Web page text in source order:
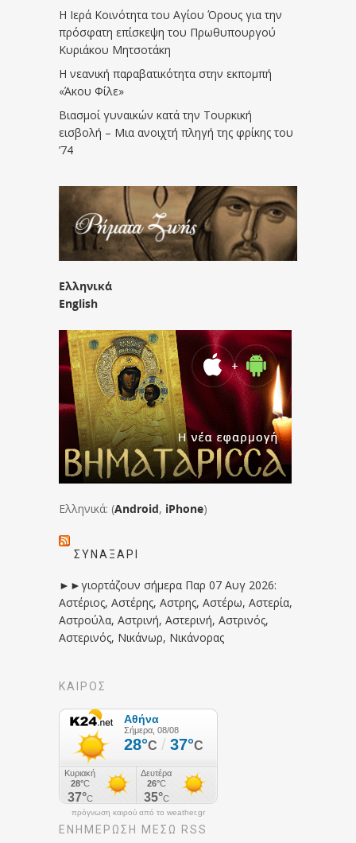
Η Ιερά Κοινότητα του Αγίου Όρους για την
πρόσφατη επίσκεψη του Πρωθυπουργού
Κυριάκου Μητσοτάκη
Η νεανική παραβατικότητα στην εκπομπή
«Άκου Φίλε»
Βιασμοί γυναικών κατά την Τουρκική
εισβολή – Μια ανοιχτή πληγή της φρίκης του
’74
Ελληνικά
English
Ελληνικά: (Android, iPhone)
ΣΥΝΑΞΆΡΙ
►►γιορτάζουν σήμερα Παρ 07 Αυγ 2026:
Αστέριος, Αστέρης, Αστρης, Αστέρω, Αστερία,
Αστρούλα, Αστρινή, Αστερινή, Αστρινός,
Αστερινός, Νικάνωρ, Νικάνορας
ΚΑΙΡΟΣ
πρόγνωση καιρού από το weather.gr
ΕΝΗΜΈΡΩΣΉ ΜΕΣΩ RSS